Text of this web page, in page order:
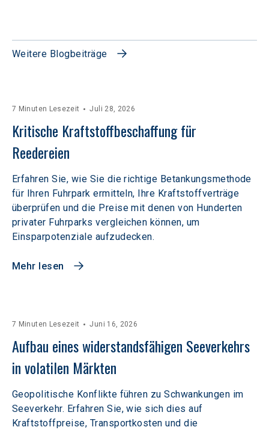
Weitere Blogbeiträge
7 Minuten Lesezeit Juli 28, 2026
Kritische Kraftstoffbeschaffung für
Reedereien
Erfahren Sie, wie Sie die richtige Betankungsmethode
für Ihren Fuhrpark ermitteln, Ihre Kraftstoffverträge
überprüfen und die Preise mit denen von Hunderten
privater Fuhrparks vergleichen können, um
Einsparpotenziale aufzudecken.
Mehr lesen
7 Minuten Lesezeit Juni 16, 2026
Aufbau eines widerstandsfähigen Seeverkehrs
in volatilen Märkten
Geopolitische Konflikte führen zu Schwankungen im
Seeverkehr. Erfahren Sie, wie sich dies auf
Kraftstoffpreise, Transportkosten und die